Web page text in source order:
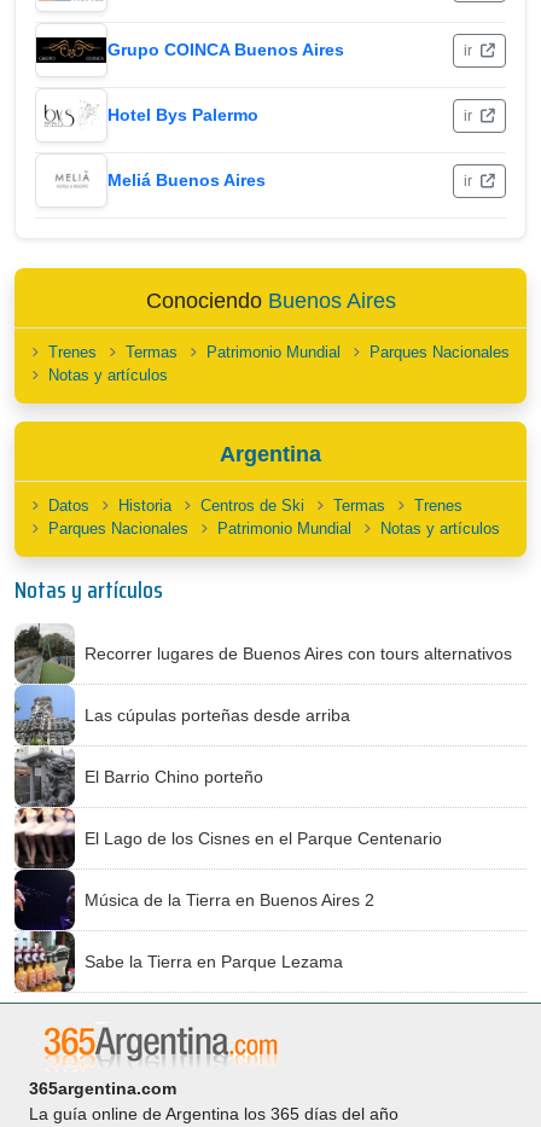
Grupo COINCA Buenos Aires ir
Hotel Bys Palermo ir
Meliá Buenos Aires ir
Conociendo Buenos Aires
Trenes Termas Patrimonio Mundial
Parques Nacionales
Notas y artículos
Argentina
Datos Historia Centros de Ski Termas
Trenes
Parques Nacionales
Patrimonio Mundial Notas y artículos
Notas y artículos
Recorrer lugares de Buenos Aires con tours alternativos
Las cúpulas porteñas desde arriba
El Barrio Chino porteño
El Lago de los Cisnes en el Parque Centenario
Música de la Tierra en Buenos Aires 2
Sabe la Tierra en Parque Lezama
365argentina.com
La guía online de Argentina los 365 días del año